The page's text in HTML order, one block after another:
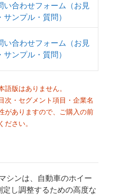
い合わせフォーム（お見
サンプル・質問）
い合わせフォーム（お見
サンプル・質問）
版はありません。
・セグメント項目・企業名
がありますので、ご購入の前
さい。
シンは、自動車のホイー
し調整するための高度な